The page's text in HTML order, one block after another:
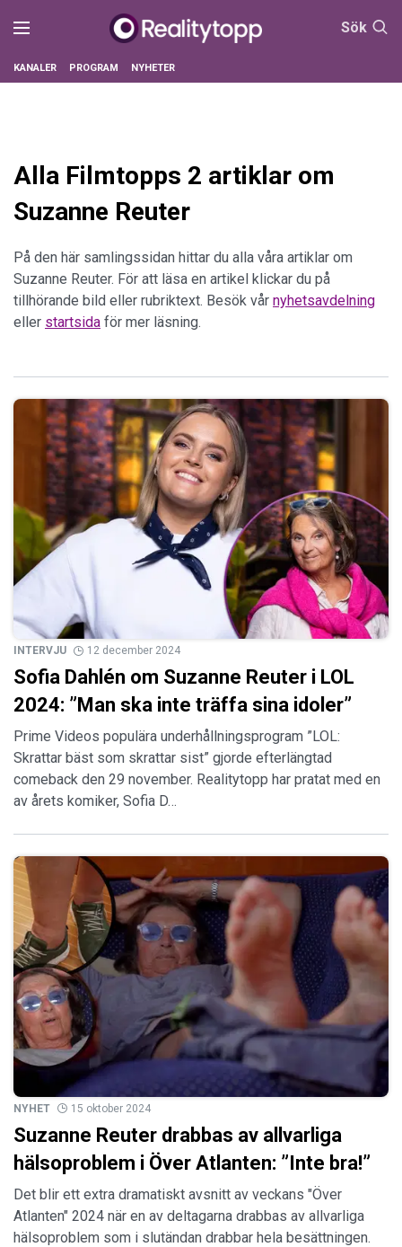
Sök
KANALER PROGRAM NYHETER
Alla Filmtopps 2 artiklar om
Suzanne Reuter
På den här samlingssidan hittar du alla våra artiklar om
Suzanne Reuter. För att läsa en artikel klickar du på
tillhörande bild eller rubriktext. Besök vår nyhetsavdelning
eller startsida för mer läsning.
INTERVJU 12 december 2024
Sofia Dahlén om Suzanne Reuter i LOL
2024: ”Man ska inte träffa sina idoler”
Prime Videos populära underhållningsprogram ”LOL:
Skrattar bäst som skrattar sist” gjorde efterlängtad
comeback den 29 november. Realitytopp har pratat med en
av årets komiker, Sofia D…
NYHET 15 oktober 2024
Suzanne Reuter drabbas av allvarliga
hälsoproblem i Över Atlanten: ”Inte bra!”
Det blir ett extra dramatiskt avsnitt av veckans "Över
Atlanten" 2024 när en av deltagarna drabbas av allvarliga
hälsoproblem som i slutändan drabbar hela besättningen.